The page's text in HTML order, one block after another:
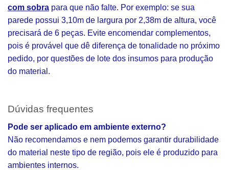
com sobra para que não falte. Por exemplo: se sua
parede possui 3,10m de largura por 2,38m de altura, você
precisará de 6 peças. Evite encomendar complementos,
pois é provável que dê diferença de tonalidade no próximo
pedido, por questões de lote dos insumos para produção
do material.
Dúvidas frequentes
Pode ser aplicado em ambiente externo?
Não recomendamos e nem podemos garantir durabilidade
do material neste tipo de região, pois ele é produzido para
ambientes internos.